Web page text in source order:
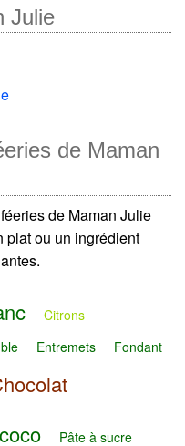
Julie
de Maman
de Maman Julie
plat ou un ingrédient
Citrons
Entremets Fondant
Pâte à sucre